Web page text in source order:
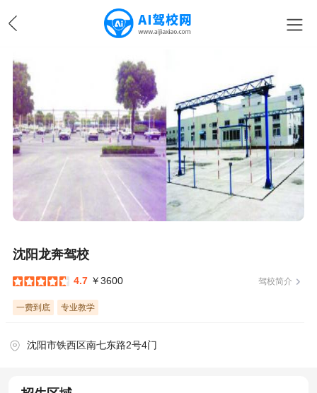
沈阳龙奔驾校
4.7 ￥3600 驾校简介
一费到底 专业教学
沈阳市铁西区南七东路2号4门